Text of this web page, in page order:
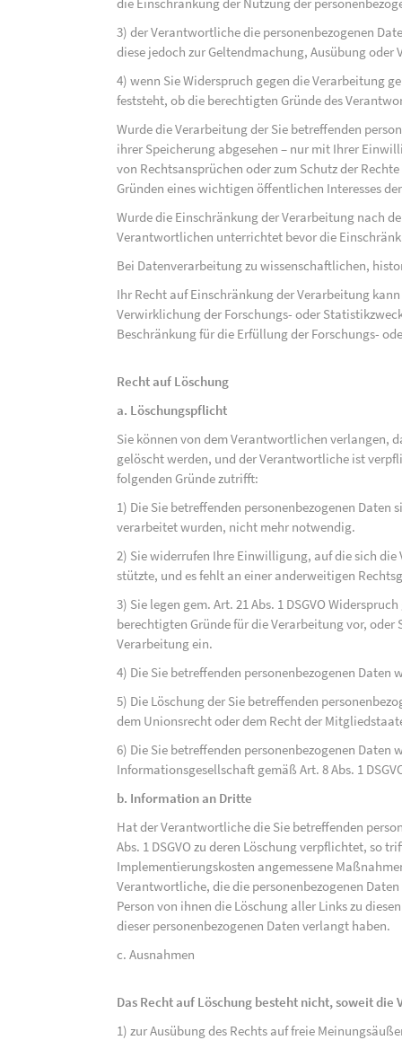
3) der Verantwortliche die personenbezogenen
diese jedoch zur Geltendmachung, Ausübung
4) wenn Sie Widerspruch gegen die Verarbeitung
feststeht, ob die berechtigten Gründe des
Wurde die Verarbeitung der Sie betreffenden
ihrer Speicherung abgesehen – nur mit Ihrer
von Rechtsansprüchen oder zum Schutz der
Gründen eines wichtigen öffentlichen Interesses
Wurde die Einschränkung der Verarbeitung nach
Verantwortlichen unterrichtet bevor die
Bei Datenverarbeitung zu wissenschaftlichen,
Ihr Recht auf Einschränkung der Verarbeitung
Verwirklichung der Forschungs- oder
Beschränkung für die Erfüllung der Forschungs-
Recht auf Löschung
a. Löschungspflicht
Sie können von dem Verantwortlichen verlangen,
gelöscht werden, und der Verantwortliche ist
folgenden Gründe zutrifft:
1) Die Sie betreffenden personenbezogenen Daten
verarbeitet wurden, nicht mehr notwendig.
2) Sie widerrufen Ihre Einwilligung, auf die sich die
stützte, und es fehlt an einer anderweitigen
3) Sie legen gem. Art. 21 Abs. 1 DSGVO
berechtigten Gründe für die Verarbeitung vor, oder
Verarbeitung ein.
4) Die Sie betreffenden personenbezogenen
5) Die Löschung der Sie betreffenden
dem Unionsrecht oder dem Recht der
6) Die Sie betreffenden personenbezogenen Daten
Informationsgesellschaft gemäß Art. 8 Abs. 1
b. Information an Dritte
Hat der Verantwortliche die Sie betreffenden
Abs. 1 DSGVO zu deren Löschung verpflichtet, so
Implementierungskosten angemessene
Verantwortliche, die die personenbezogenen
Person von ihnen die Löschung aller Links zu
dieser personenbezogenen Daten verlangt haben.
c. Ausnahmen
Das Recht auf Löschung besteht nicht, soweit
1) zur Ausübung des Rechts auf freie